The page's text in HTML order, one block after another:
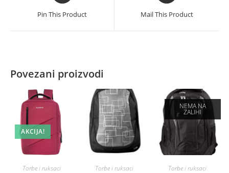
new
Pin This Product
new
Mail This Product
Povezani proizvodi
AKCIJA!
Torbe i ruksaci Torbe i ruksaci
NEMA NA
ZALIHI
Torbe i ruksaci